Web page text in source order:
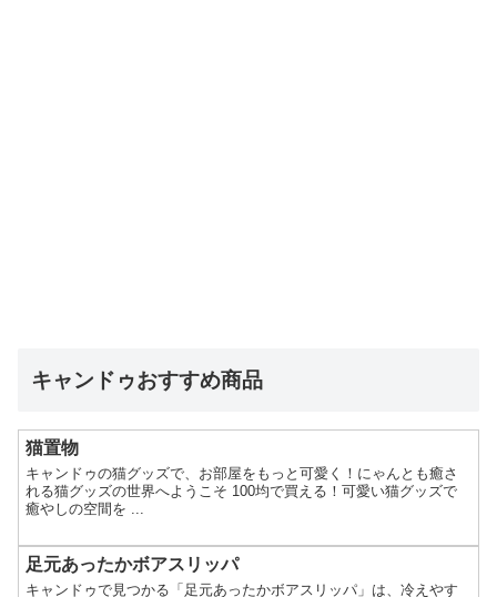
キャンドゥおすすめ商品
猫置物
キャンドゥの猫グッズで、お部屋をもっと可愛く！にゃんとも癒さ
れる猫グッズの世界へようこそ 100均で買える！可愛い猫グッズで
癒やしの空間を ...
足元あったかボアスリッパ
キャンドゥで見つかる「足元あったかボアスリッパ」は、冷えやす